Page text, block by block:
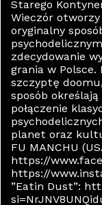
Starego
Wieczór otworzy
oryginalny
zdecydowanie
grania w
szczyptę
sposób
połączenie
planet oraz
FU MANCHU
https://
https://
”Eatin Dust”: